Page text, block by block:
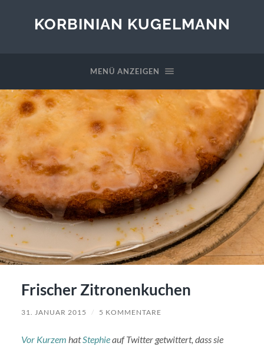
KORBINIAN KUGELMANN
MENÜ ANZEIGEN
Frischer Zitronenkuchen
31. JANUAR 2015 / 5 KOMMENTARE
Vor Kurzem hatStephieauf Twitter getwittert, dass sie